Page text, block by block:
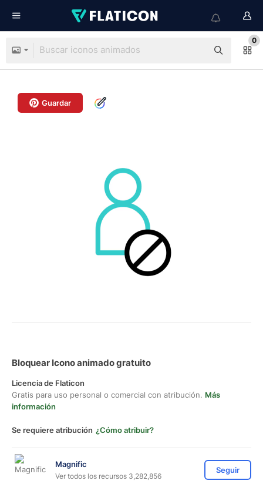
0
Guardar
Bloquear Icono animado gratuito
Licencia de Flaticon
Gratis para uso personal o comercial con atribución. Más
información
Se requiere atribución ¿Cómo atribuir?
Magnific
Ver todos los recursos 3,282,856
Seguir